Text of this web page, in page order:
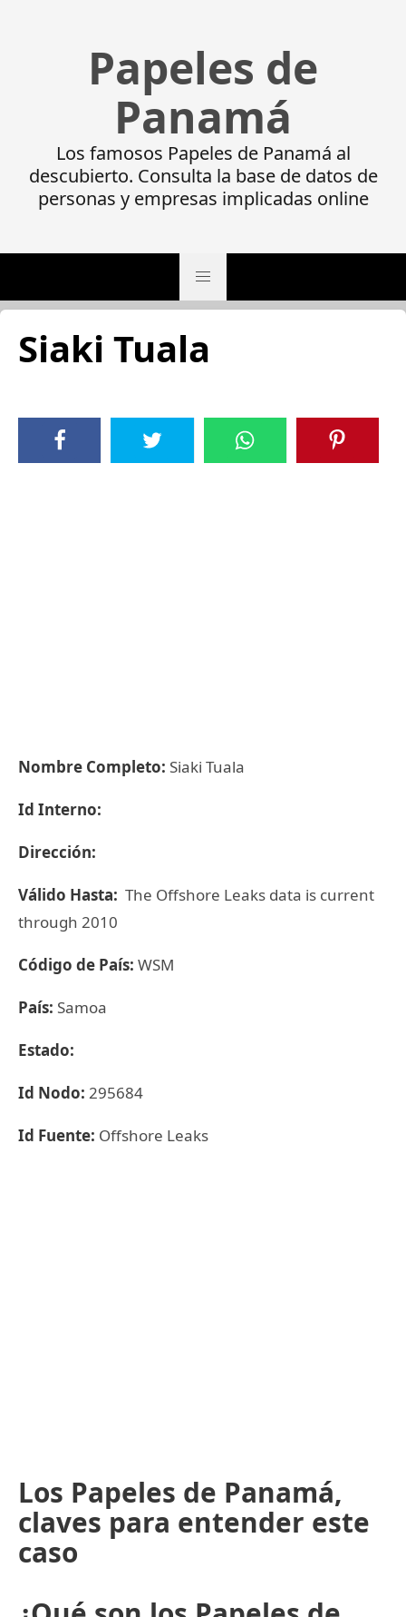
Papeles de
Panamá
Los famosos Papeles de Panamá al
descubierto. Consulta la base de datos de
personas y empresas implicadas online
Siaki Tuala
Nombre Completo: Siaki Tuala
Id Interno:
Dirección:
Válido Hasta: The Offshore Leaks data is current
through 2010
Código de País: WSM
País: Samoa
Estado:
Id Nodo: 295684
Id Fuente: Offshore Leaks
Los Papeles de Panamá,
claves para entender este
caso